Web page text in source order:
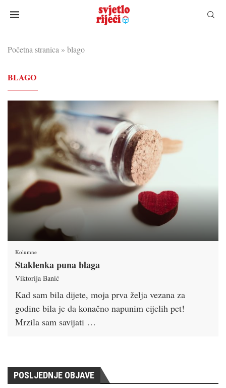
Početna stranica » blago
BLAGO
Kolumne
Staklenka puna blaga
Viktorija Banić
Kad sam bila dijete, moja prva želja vezana za
godine bila je da konačno napunim cijelih pet!
Mrzila sam savijati …
POSLJEDNJE OBJAVE